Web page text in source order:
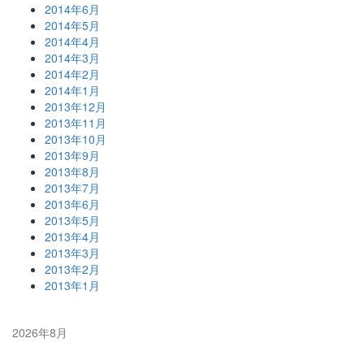
2014年6月
2014年5月
2014年4月
2014年3月
2014年2月
2014年1月
2013年12月
2013年11月
2013年10月
2013年9月
2013年8月
2013年7月
2013年6月
2013年5月
2013年4月
2013年3月
2013年2月
2013年1月
2026年8月